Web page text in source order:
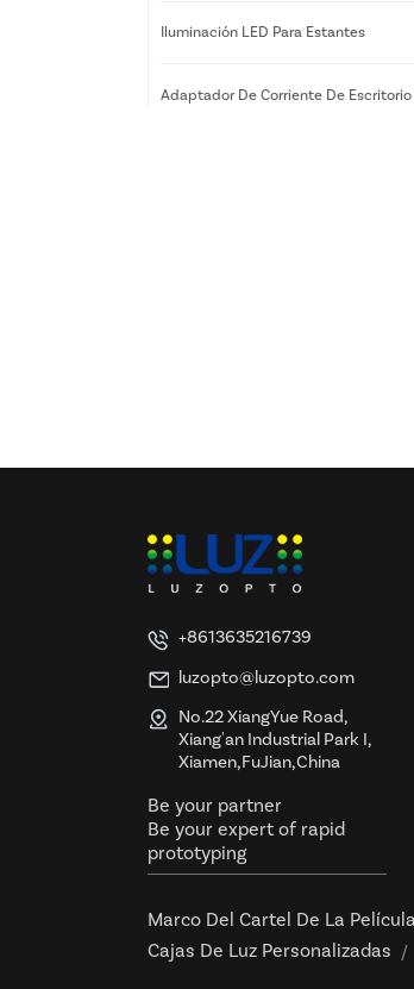
Iluminación LED Para Estantes
Adaptador De Corriente De Escritorio
mayor
LED con marco a presión
Fábrica de señales de
marco de aluminio de
pantalla personalizada
Letrero metálico 3D
logotipo, letras LED
alfabeto para negocios,
+8613635216739
luzopto@luzopto.com
No.22 XiangYue Road,
Xiang'an Industrial Park I,
Xiamen,FuJian,China
Be your partner
Be your expert of rapid
prototyping
Marco Del Cartel De La Película
Cajas De Luz Personalizadas /